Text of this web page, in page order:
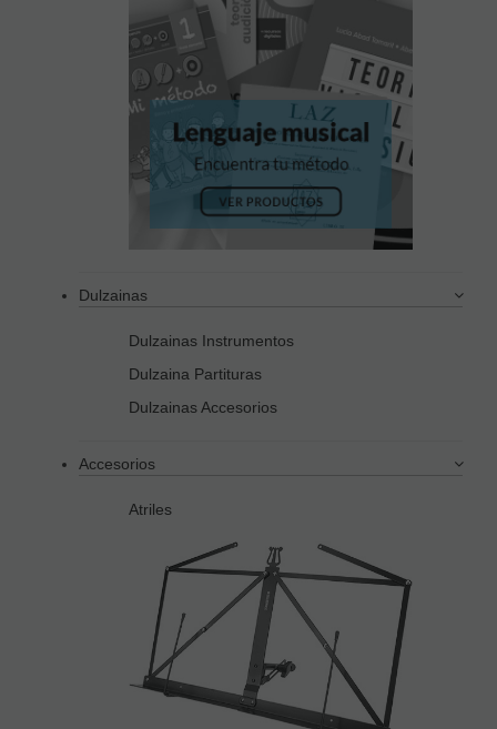
Dulzainas
Dulzainas Instrumentos
Dulzaina Partituras
Dulzainas Accesorios
Accesorios
Atriles